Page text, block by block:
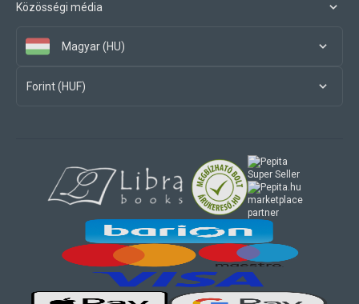
Közösségi média
Magyar (HU)
Forint (HUF)
marketplace
partner